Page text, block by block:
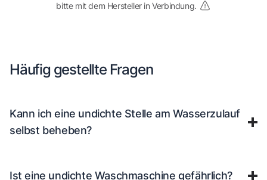
bitte mit dem Hersteller in Verbindung.
Häufig gestellte Fragen
Kann ich eine undichte Stelle am Wasserzulauf
selbst beheben?
Ist eine undichte Waschmaschine gefährlich?